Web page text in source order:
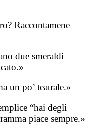
Raccontamene
due smeraldi
un po’ teatrale.»
“hai degli
piace sempre.»